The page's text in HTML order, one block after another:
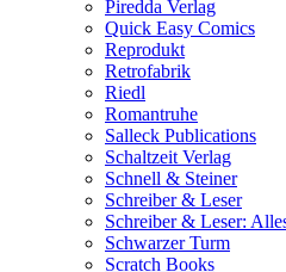
Piredda Verlag
Quick Easy Comics
Reprodukt
Retrofabrik
Riedl
Romantruhe
Salleck Publications
Schaltzeit Verlag
Schnell & Steiner
Schreiber & Leser
Schreiber & Leser:
Schwarzer Turm
Scratch Books